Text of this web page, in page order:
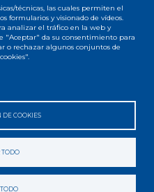
Cookies
técnicas, las cuales permiten el
formularios y visionado de vídeos.
analizar el tráfico en la web y
"Aceptar" da su consentimiento para
o rechazar algunos conjuntos de
DE COOKIES
TODO